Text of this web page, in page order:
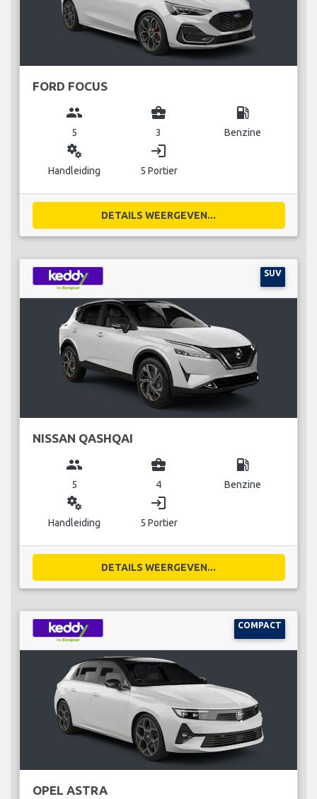
FORD FOCUS
group
5
business_center
3
local_gas_station
Benzine
miscellaneous_services
Handleiding
login
5 Portier
DETAILS WEERGEVEN...
SUV
NISSAN QASHQAI
group
5
business_center
4
local_gas_station
Benzine
miscellaneous_services
Handleiding
login
5 Portier
DETAILS WEERGEVEN...
COMPACT
OPEL ASTRA